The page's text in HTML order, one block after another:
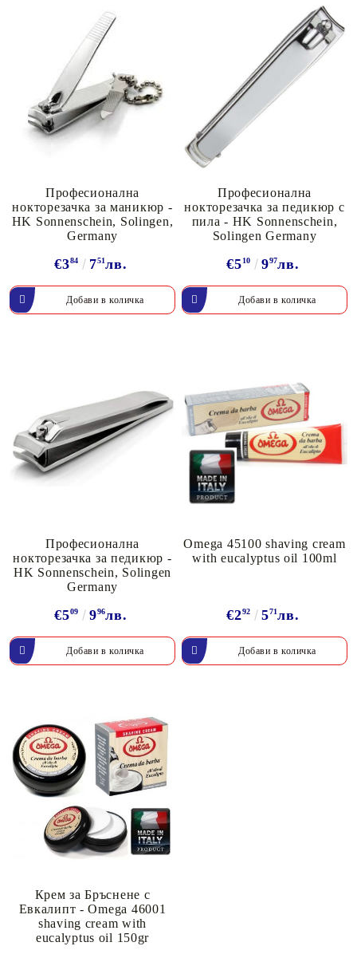
Професионална
нокторезачка за маникюр -
HK Sonnenschein, Solingen,
Germany
€384 751лв.
Професионална
нокторезачка за педикюр с
пила - HK Sonnenschein,
Solingen Germany
€510 997лв.
Професионална
нокторезачка за педикюр -
HK Sonnenschein, Solingen
Germany
€509 996лв.
Omega 45100 shaving cream
with eucalyptus oil 100ml
€292 571лв.
Крем за Бръснене с
Евкалипт - Omega 46001
shaving cream with
eucalyptus oil 150gr